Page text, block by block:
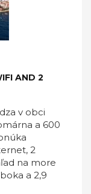
AND 2
v obci
a 600
2
na more
a 2,9